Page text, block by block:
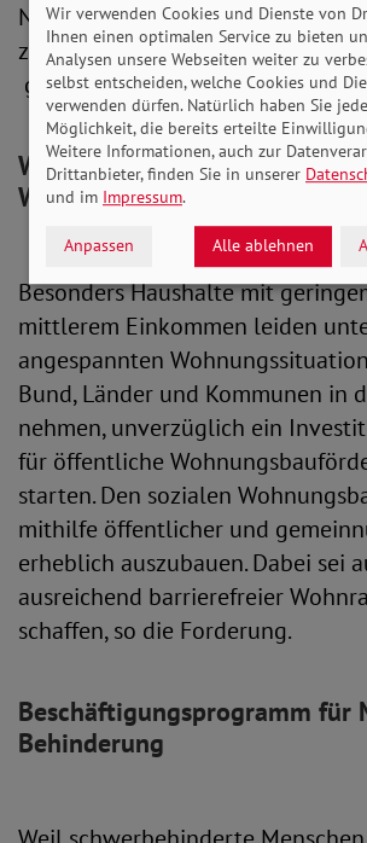
Nachgeholte Anpassungen sollen
zunächst ausgleichen, gefolgt
gesetzlich vorgeschriebenen
Wohnungsbauprogramm für
Wohnraum
Besonders Haushalte mit
mittlerem Einkommen leiden
angespannten
Bund, Länder und Kommunen in
nehmen, unverzüglich ein
für öffentliche
starten. Den sozialen
mithilfe öffentlicher und
erheblich auszubauen. Dabei sei
ausreichend barrierefreier
schaffen, so die Forderung.
Beschäftigungsprogramm für
Behinderung
Wir verwenden Cookies und Dienste von
Ihnen einen optimalen Service zu bieten
Analysen unsere Webseiten weiter zu
selbst entscheiden, welche Cookies und
verwenden dürfen. Natürlich haben Sie
Möglichkeit, die bereits erteilte
Weitere Informationen, auch zur
Drittanbieter, finden Sie in unserer
und im Impressum.
Anpassen Alle ablehnen